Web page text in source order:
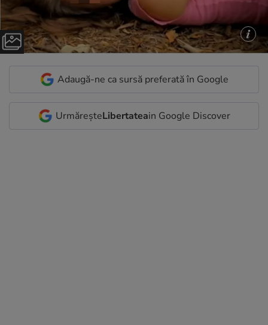
Adaugă-ne ca sursă preferată în Google
UrmăreșteLibertateain Google Discover